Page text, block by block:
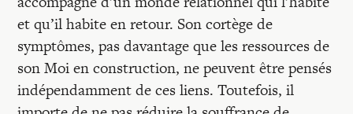
et qu’il habite en retour. Son cortège de
symptômes, pas davantage que les ressources de
son Moi en construction, ne peuvent être pensés
indépendamment de ces liens. Toutefois, il